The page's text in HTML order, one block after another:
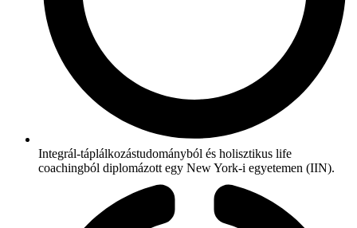
Integrál-táplálkozástudományból és holisztikus life
coachingból diplomázott egy New York-i egyetemen (IIN).